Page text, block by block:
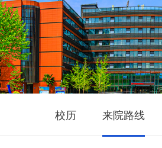
校历 来院路线